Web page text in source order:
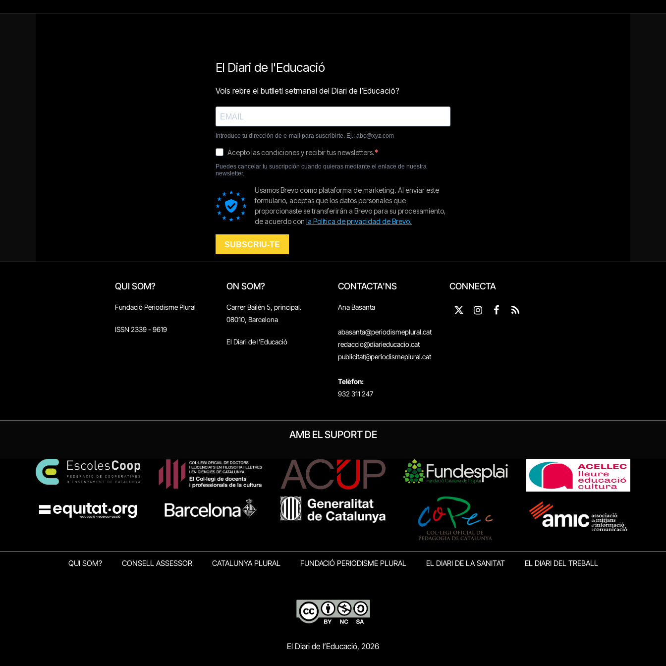
QUI SOM?
Fundació Periodisme Plural
ISSN 2339 - 9619
ON SOM?
Carrer Bailén 5, principal.
08010, Barcelona
El Diari de l'Educació
CONTACTA'NS
Ana Basanta
abasanta@periodismeplural.cat
redaccio@diarieducacio.cat
publicitat@periodismeplural.cat
Telèfon:
932 311 247
CONNECTA
X
Instagram
Facebook
RSS
AMB EL SUPORT DE
QUI SOM? CONSELL ASSESSOR CATALUNYA PLURAL FUNDACIÓ PERIODISME PLURAL EL DIARI DE LA SANITAT EL DIARI DEL TREBALL
El Diari de l’Educació, 2026